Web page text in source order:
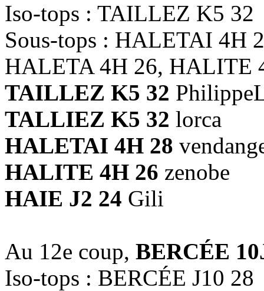
Iso-tops : TAILLEZ K5 32
Sous-tops : HALETAI 4H
HALETA 4H 26, HALITE
TAILLEZ K5 32
TALLIEZ K5 32 lorca
HALETAI 4H 28
HALITE 4H 26 zenobe
HAIE J2 24 Gili
Au 12e coup, BERCÉE
Iso-tops : BERCÉE J10 28